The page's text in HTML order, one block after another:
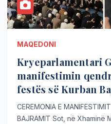
MAQEDONI
Kryeparlamentari
manifestimin
festës së Kurban
CEREMONIA E
BAJRAMIT Sot, në Xhaminë